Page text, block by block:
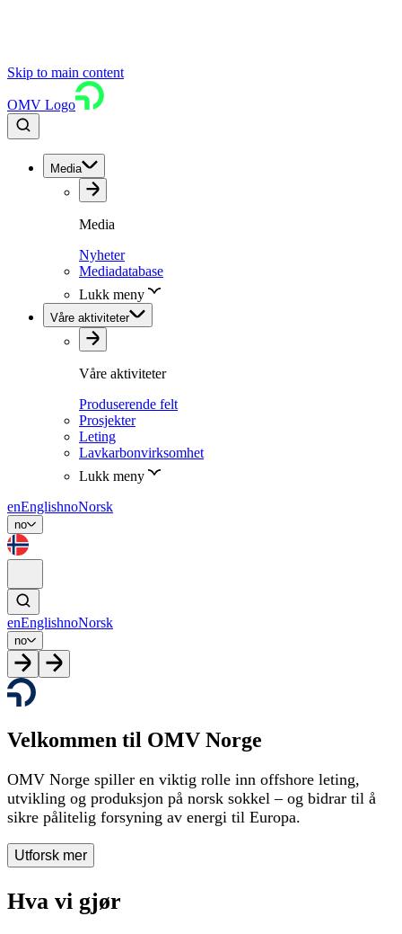
Skip to main content
OMV Logo
Media
Media
Nyheter
Mediadatabase
Lukk meny
Våre aktiviteter
Våre aktiviteter
Produserende felt
Prosjekter
Leting
Lavkarbonvirksomhet
Lukk meny
enEnglishnoNorsk
no
enEnglishnoNorsk
no
Velkommen til OMV Norge
OMV Norge spiller en viktig rolle inn offshore leting,
utvikling og produksjon på norsk sokkel – og bidrar til å
sikre pålitelig forsyning av energi til Europa.
Utforsk mer
Hva vi gjør